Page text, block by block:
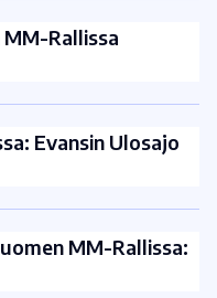
MM-Rallissa
Evansin Ulosajo
MM-Rallissa: